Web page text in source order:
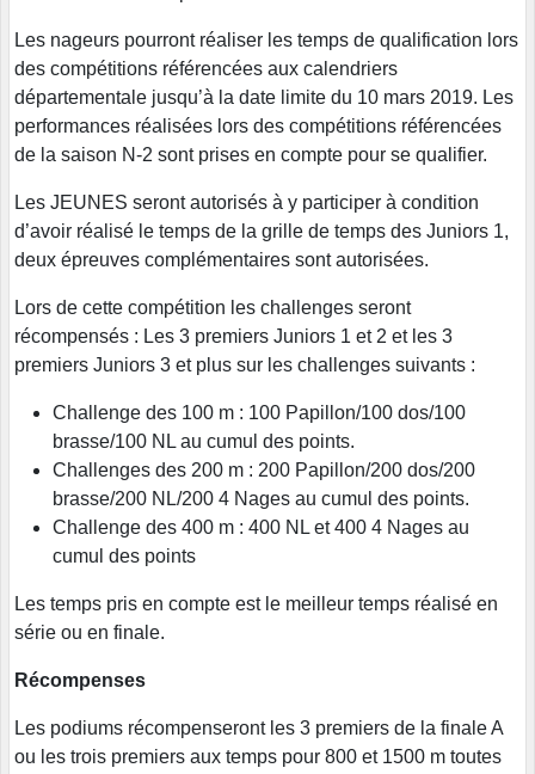
Les nageurs pourront réaliser les temps de qualification lors
des compétitions référencées aux calendriers
départementale jusqu’à la date limite du 10 mars 2019. Les
performances réalisées lors des compétitions référencées
de la saison N-2 sont prises en compte pour se qualifier.
Les JEUNES seront autorisés à y participer à condition
d’avoir réalisé le temps de la grille de temps des Juniors 1,
deux épreuves complémentaires sont autorisées.
Lors de cette compétition les challenges seront
récompensés : Les 3 premiers Juniors 1 et 2 et les 3
premiers Juniors 3 et plus sur les challenges suivants :
Challenge des 100 m : 100 Papillon/100 dos/100
brasse/100 NL au cumul des points.
Challenges des 200 m : 200 Papillon/200 dos/200
brasse/200 NL/200 4 Nages au cumul des points.
Challenge des 400 m : 400 NL et 400 4 Nages au
cumul des points
Les temps pris en compte est le meilleur temps réalisé en
série ou en finale.
Récompenses
Les podiums récompenseront les 3 premiers de la finale A
ou les trois premiers aux temps pour 800 et 1500 m toutes